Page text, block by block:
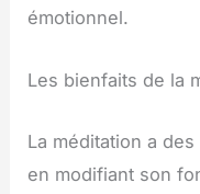
émotionnel.
Les bienfaits de la
La méditation a
en modifiant son